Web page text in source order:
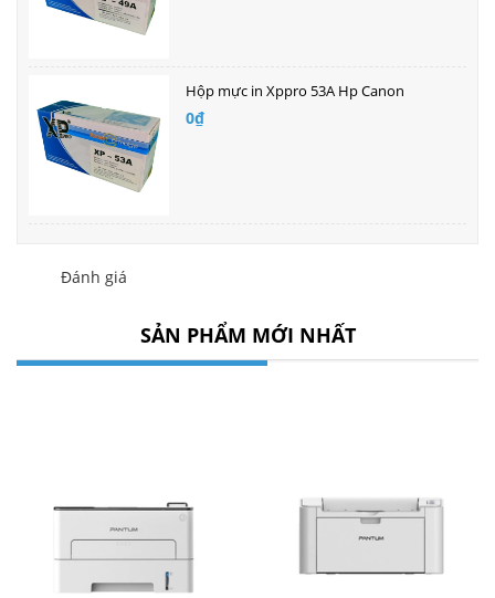
Hộp mực in Xppro 53A Hp Canon
0₫
Đánh giá
SẢN PHẨM MỚI NHẤT